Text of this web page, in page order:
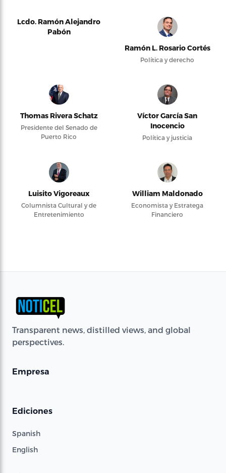
Lcdo. Ramón Alejandro
Pabón
Ramón L. Rosario Cortés
Política y derecho
Thomas Rivera Schatz
Presidente del Senado de
Puerto Rico
Víctor García San
Inocencio
Política y justicia
Luisito Vigoreaux
Columnista Cultural y de
Entretenimiento
William Maldonado
Economista y Estratega
Financiero
Transparent news, distilled views, and global
perspectives.
Empresa
Ediciones
Spanish
English